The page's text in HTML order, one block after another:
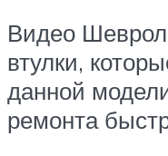
Видео
втулки,
данной
ремонта